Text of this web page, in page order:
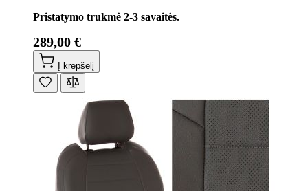
Pristatymo trukmė 2-3 savaitės.
289,00 €
Į krepšelį